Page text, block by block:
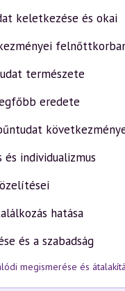
keletkezése és okai
természete
eredete
individualizmus
hatása
és a szabadság
megismerése és